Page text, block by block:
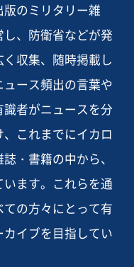
のミリタリー雑
、防衛省などが発
収集、随時掲載し
ース頻出の言葉や
者がニュースを分
これまでにイカロ
・書籍の中から、
ます。これらを通
の方々にとって有
イブを目指してい